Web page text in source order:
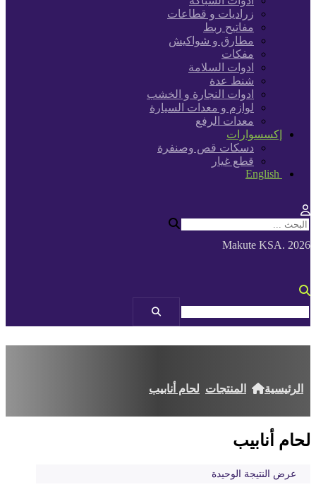
زراديات و قطاعات
مفاتيح ربط
مطارق و شواكيش
مفكات
ادوات السلامة
شنط عدة
ادوات النجارة و الخشب
لوازم و معدات السيارة
معدات الرفع
إكسسوارات
دسكات قص وصنفرة
قطع غيار
English
Makute KSA. 2026
الرئيسية المنتجات لحام أنابيب
لحام أنابيب
عرض النتيجة الوحيدة